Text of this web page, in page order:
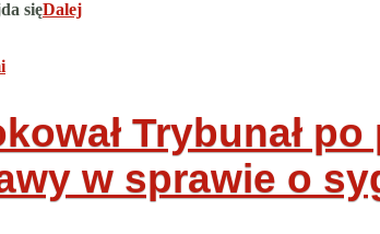
sięDalej
Trybunał
w sprawie o